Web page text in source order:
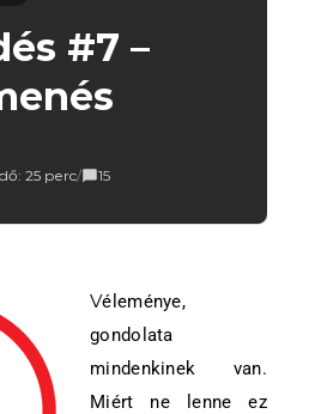
#7 –
25 perc/ 15
Véleménye,
gondolata
mindenkinek van.
Miért ne lenne ez